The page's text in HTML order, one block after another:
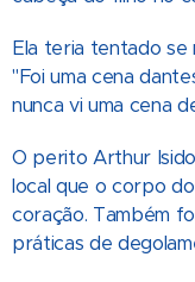
Ela teria tentado se
"Foi uma cena
nunca vi uma cena
O perito Arthur
local que o corpo
coração. Também
práticas de